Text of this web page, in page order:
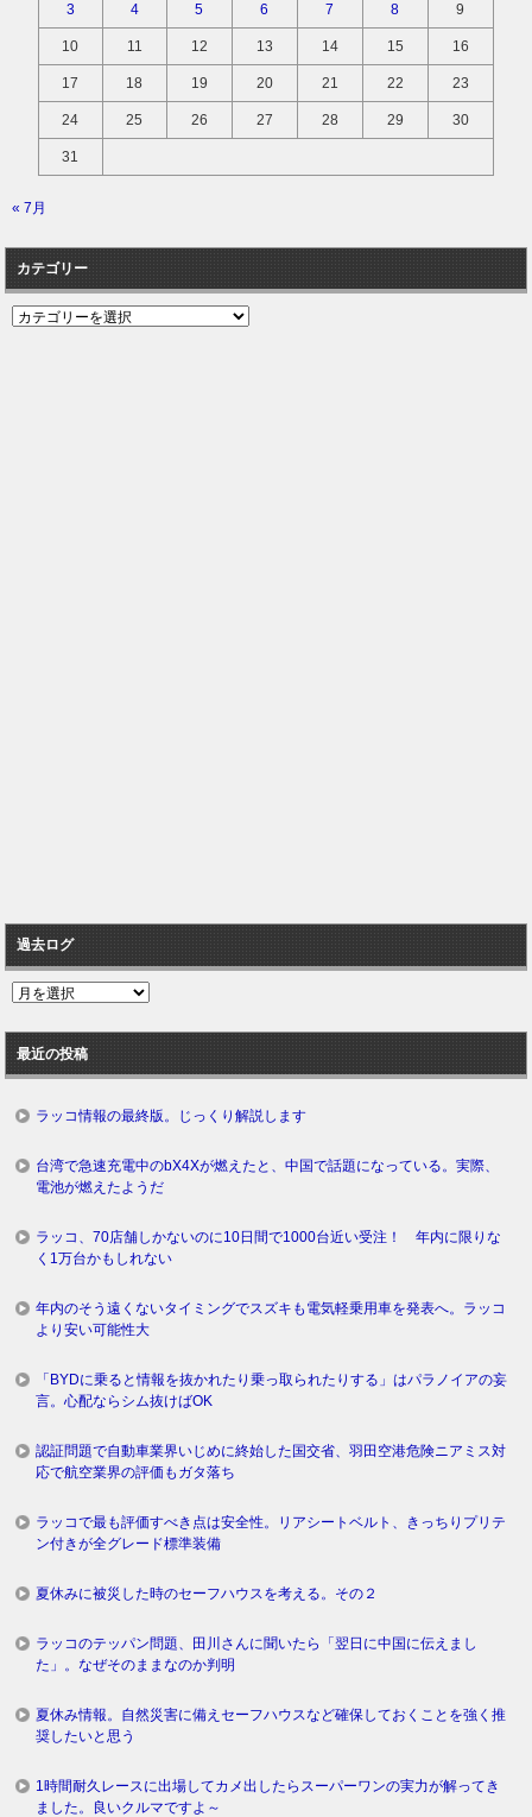
3 4 5 6 7 8 9
10 11 12 13 14 15 16
17 18 19 20 21 22 23
24 25 26 27 28 29 30
31
« 7月
カテゴリー
カ
過去ログ
過
ロ
グ
最近の投稿
ラッコ情報の最終版。じっくり解説します
台湾で急速充電中のbX4Xが燃えたと、中国で話題になっている。実際、
電池が燃えたようだ
ラッコ、70店舗しかないのに10日間で1000台近い受注！ 年内に限りな
く1万台かもしれない
年内のそう遠くないタイミングでスズキも電気軽乗用車を発表へ。ラッコ
より安い可能性大
「BYDに乗ると情報を抜かれたり乗っ取られたりする」はパラノイアの妄
言。心配ならシム抜けばOK
認証問題で自動車業界いじめに終始した国交省、羽田空港危険ニアミス対
応で航空業界の評価もガタ落ち
ラッコで最も評価すべき点は安全性。リアシートベルト、きっちりプリテ
ン付きが全グレード標準装備
夏休みに被災した時のセーフハウスを考える。その２
ラッコのテッパン問題、田川さんに聞いたら「翌日に中国に伝えまし
た」。なぜそのままなのか判明
夏休み情報。自然災害に備えセーフハウスなど確保しておくことを強く推
奨したいと思う
1時間耐久レースに出場してカメ出したらスーパーワンの実力が解ってき
ました。良いクルマですよ～